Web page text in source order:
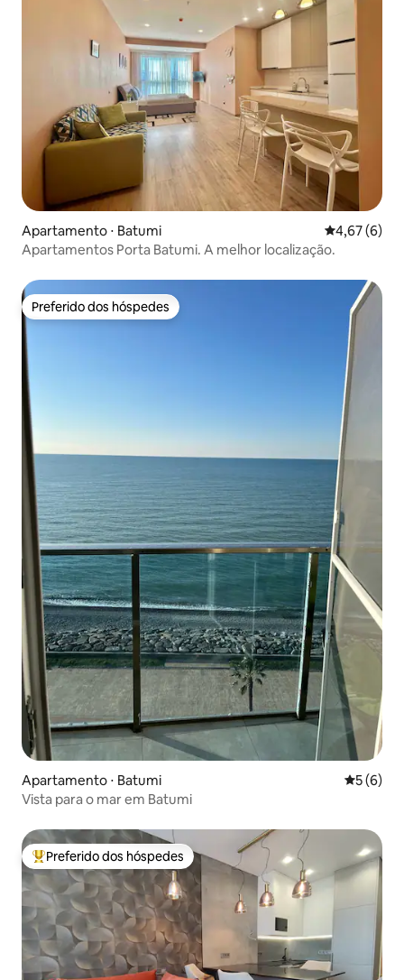
Apartamento ⋅ Batumi 4,67 de uma
4,67 (6)
Apartamentos Porta Batumi. A melhor localização.
Preferido dos hóspedes
Preferido dos hóspedes
Apartamento ⋅ Batumi 5 de
5 (6)
Vista para o mar em Batumi
Entre os melhores preferidos dos hóspedes
Preferido dos hóspedes